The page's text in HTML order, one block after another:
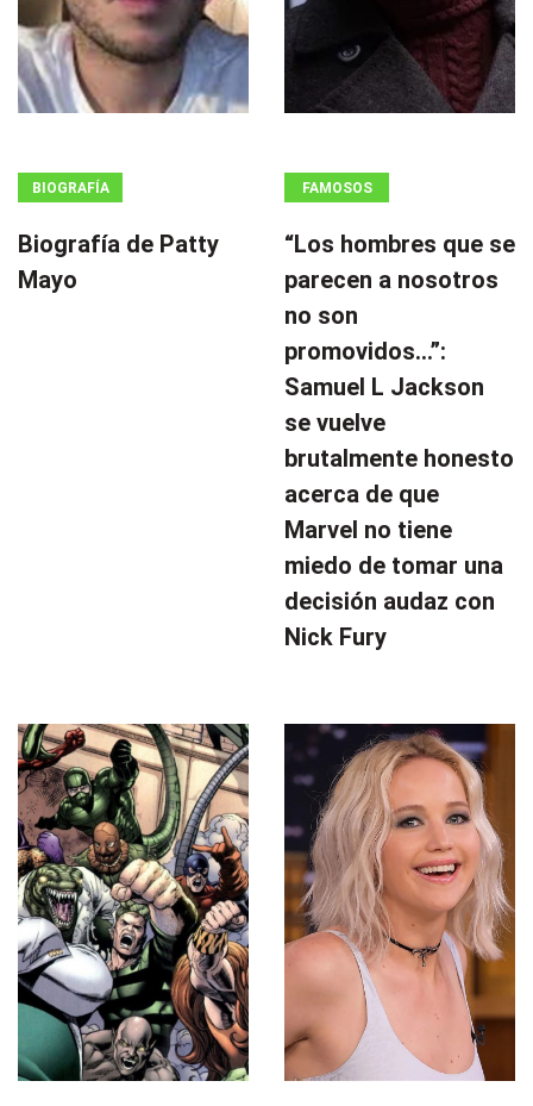
BIOGRAFÍA
Biografía de Patty
Mayo
FAMOSOS
“Los hombres que se
parecen a nosotros
no son
promovidos…”:
Samuel L Jackson
se vuelve
brutalmente honesto
acerca de que
Marvel no tiene
miedo de tomar una
decisión audaz con
Nick Fury